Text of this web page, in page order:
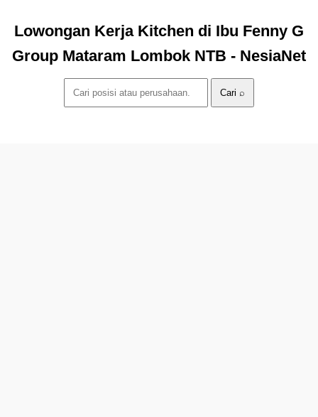
Lowongan Kerja Kitchen di Ibu Fenny G
Group Mataram Lombok NTB - NesiaNet
Cari ⌕